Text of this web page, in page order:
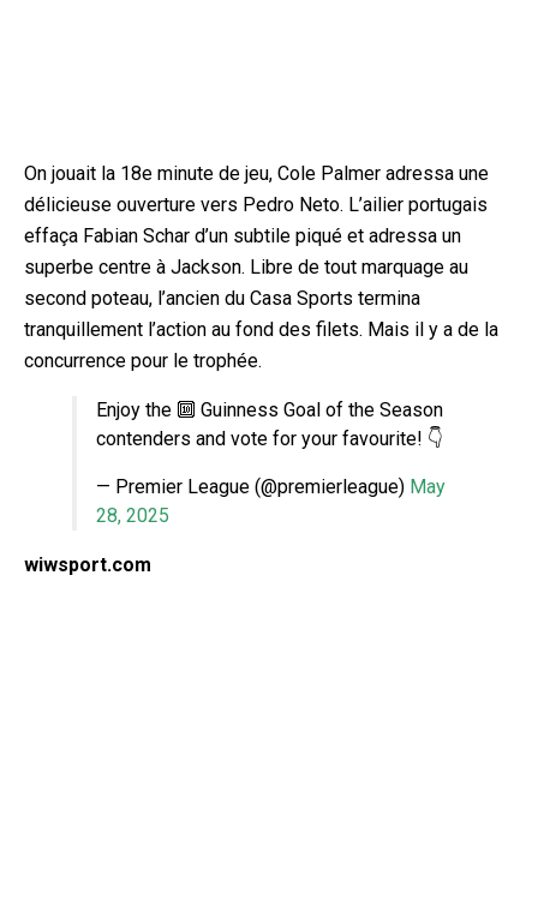
On jouait la 18e minute de jeu, Cole Palmer adressa une
délicieuse ouverture vers Pedro Neto. L’ailier portugais
effaça Fabian Schar d’un subtile piqué et adressa un
superbe centre à Jackson. Libre de tout marquage au
second poteau, l’ancien du Casa Sports termina
tranquillement l’action au fond des filets. Mais il y a de la
concurrence pour le trophée.
Enjoy the 🔟 Guinness Goal of the Season
contenders and vote for your favourite! 👇
— Premier League (@premierleague) May
28, 2025
wiwsport.com